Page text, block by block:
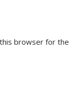
browser for the